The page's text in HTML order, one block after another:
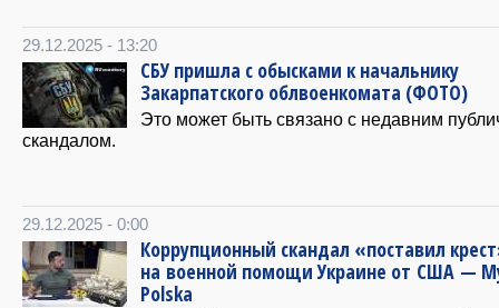
29.12.2025 - 13:20
СБУ пришла с обысками к начальнику
Закарпатского облвоенкомата (ФОТО)
Это может быть связано с недавним
скандалом.
29.12.2025 - 0:00
Коррупционный скандал «поставил
на военной помощи Украине от США —
Polska